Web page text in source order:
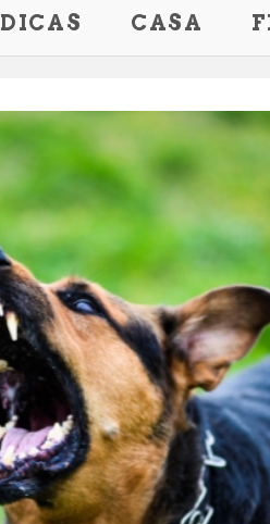
DICAS CASA